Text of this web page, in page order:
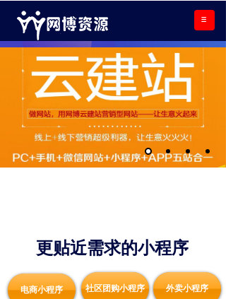
社区团购小程序
社区团购小程序 外卖小程序
电商小程序
更贴近需求的小程序